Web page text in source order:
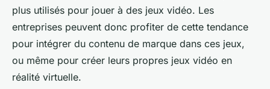
plus utilisés pour jouer à des jeux vidéo. Les
entreprises peuvent donc profiter de cette tendance
pour intégrer du contenu de marque dans ces jeux,
ou même pour créer leurs propres jeux vidéo en
réalité virtuelle.